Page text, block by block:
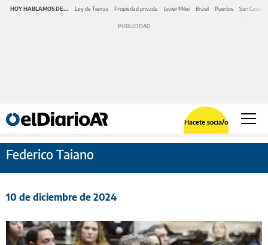
HOY HABLAMOS DE... Ley de Tierras Propiedad privada Javier Milei Brasil Puertos San
Hacete socia/o
Federico Taiano
10 de diciembre de 2024